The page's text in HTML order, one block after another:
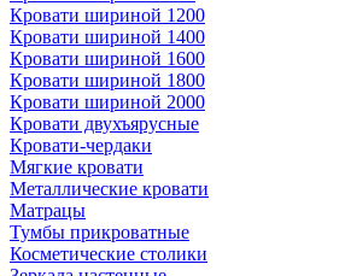
Кровати шириной 1200
Кровати шириной 1400
Кровати шириной 1600
Кровати шириной 1800
Кровати шириной 2000
Кровати двухъярусные
Кровати-чердаки
Мягкие кровати
Металлические кровати
Матрацы
Тумбы прикроватные
Косметические столики